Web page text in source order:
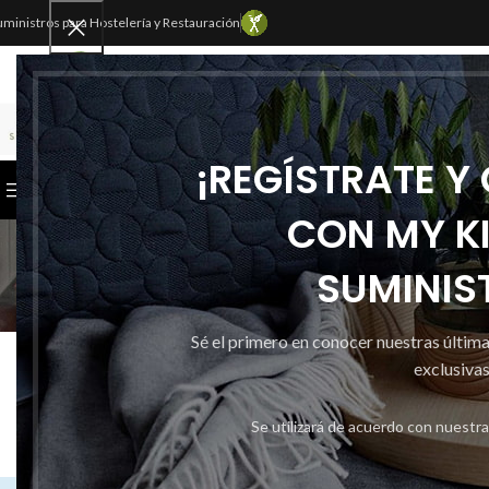
¡REGÍSTRATE
CON MY
Sé el primero en conocer nuestras
Se utilizará de acuerdo con nuestra
para Hostelería y Restauración
SELECCIONAR CATEGORÍA
CATEGORÍAS INICIOTIENDACONTACTAR
Sweet seat:
Publicado por
Activado 14